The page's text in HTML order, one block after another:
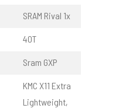
SRAM Rival 1x
40T
Sram GXP
KMC X11 Extra
Lightweight,